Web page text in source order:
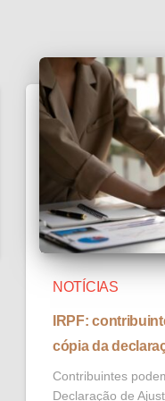
NOTÍCIAS
IRPF:
cópia da
Contribuintes
Declaração de